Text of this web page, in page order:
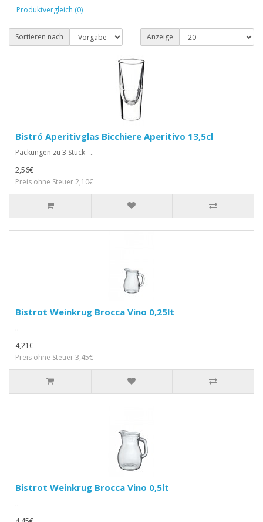
Produktvergleich (0)
Sortieren nach Anzeige
Bistró Aperitivglas Bicchiere Aperitivo 13,5cl
Packungen zu 3 Stück ..
2,56€
Preis ohne Steuer 2,10€
Bistrot Weinkrug Brocca Vino 0,25lt
..
4,21€
Preis ohne Steuer 3,45€
Bistrot Weinkrug Brocca Vino 0,5lt
..